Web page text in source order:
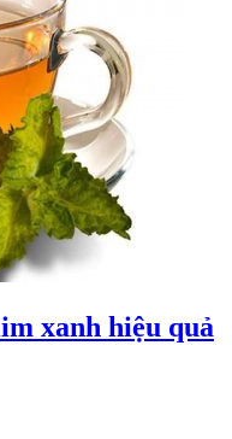
xanh hiệu quả